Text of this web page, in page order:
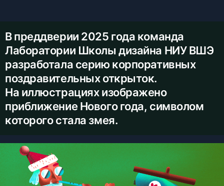
В преддверии 2025 года команда
Лаборатории Школы дизайна НИУ ВШЭ
разработала серию корпоративных
поздравительных открыток.
На иллюстрациях изображено
приближение Нового года, символом
которого стала змея.